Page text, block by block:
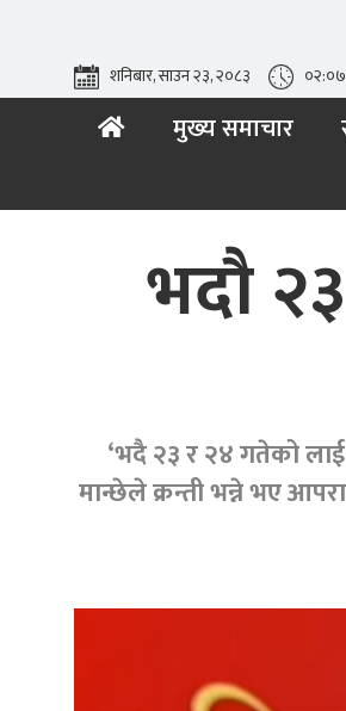
शनिबार, साउन २३, २०८३
मुख्य समाचार
भदौ
‘भदै २३ र २४ गतेको
मान्छेले क्रन्ती भन्ने भए